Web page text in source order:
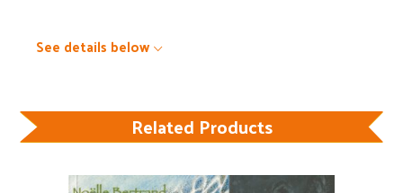
See details below
Related Products